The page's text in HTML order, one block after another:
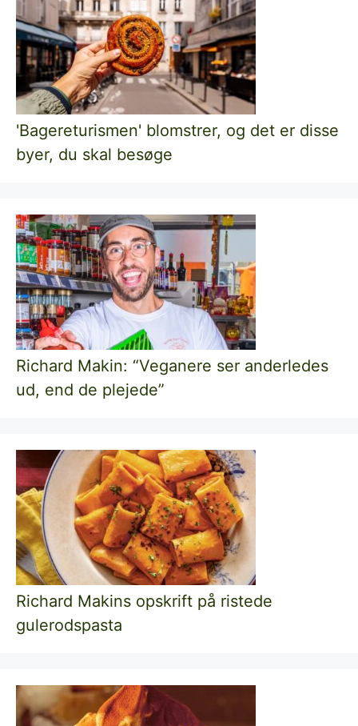
'Bagereturismen' blomstrer, og det er disse
byer, du skal besøge
Richard Makin: “Veganere ser anderledes
ud, end de plejede”
Richard Makins opskrift på ristede
gulerodspasta